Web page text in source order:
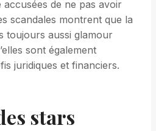
accusées de ne pas avoir
scandales montrent que la
toujours aussi glamour
sont également
juridiques et financiers.
stars